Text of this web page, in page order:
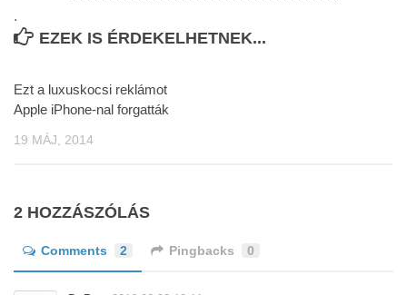
.
EZEK IS ÉRDEKELHETNEK...
Ezt a luxuskocsi reklámot
Apple iPhone-nal forgatták
19 MÁJ, 2014
2 HOZZÁSZÓLÁS
Comments 2 Pingbacks 0